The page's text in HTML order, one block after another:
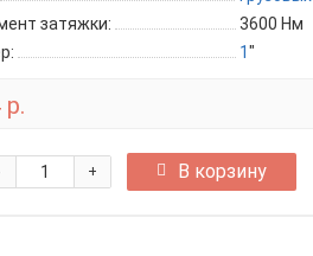
затяжки:
3600 Нм
1"
+ В корзину